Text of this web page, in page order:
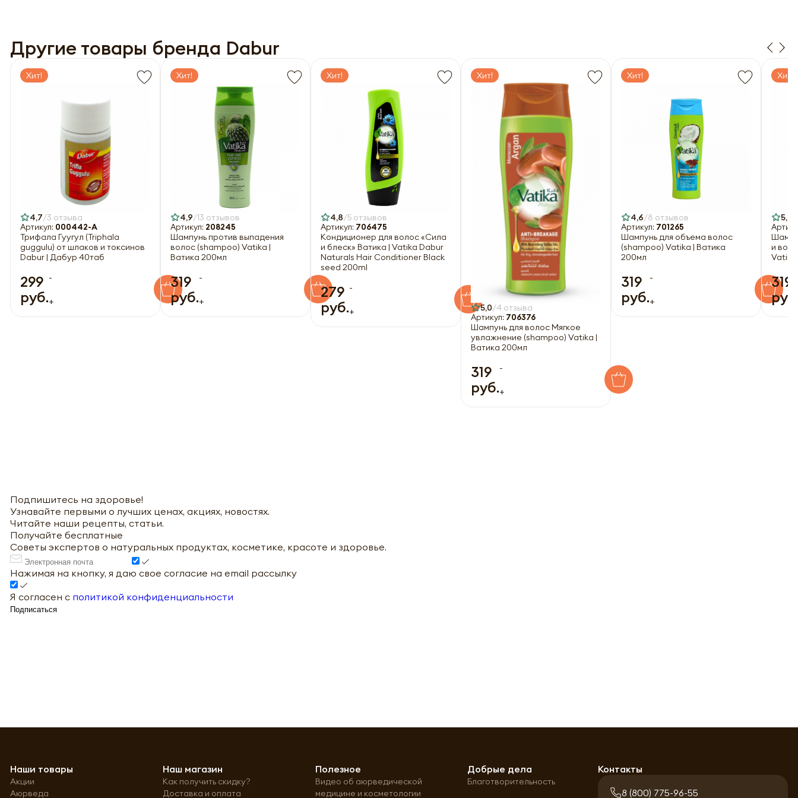
Другие товары бренда Dabur
Хит!
4,7 3 отзыва
Артикул: 000442-A
Трифала Гуугул (Triphala
guggulu) от шлаков и токсинов
Dabur | Дабур 40таб
299
руб.
-
+
Хит!
4,9 13 отзывов
Артикул: 208245
Шампунь против выпадения
волос (shampoo) Vatika |
Ватика 200мл
319
руб.
-
+
Хит!
4,8 5 отзывов
Артикул: 706475
Кондиционер для волос «Сила
и блеск» Ватика | Vatika Dabur
Naturals Hair Conditioner Black
seed 200ml
279
руб.
-
+
Хит!
5,0 4 отзыва
Артикул: 706376
Шампунь для волос Мягкое
увлажнение (shampoo) Vatika |
Ватика 200мл
319
руб.
-
+
Хит!
4,6 8 отзывов
Артикул: 701265
Шампунь для объема волос
(shampoo) Vatika | Ватика
200мл
319
руб.
-
+
Хит!
5,0
и
Vatika
319
Подпишитесь на здоровье!
Узнавайте первыми о лучших ценах, акциях, новостях.
Читайте наши рецепты, статьи.
Получайте бесплатные
Советы экспертов о натуральных продуктах, косметике, красоте и здоровье.
Нажимая на кнопку, я даю свое согласие на email рассылку
Я согласен с политикой конфиденциальности
Подписаться
Наши товары
Акции
Аюрведа
Наш магазин
Как получить скидку?
Доставка и оплата
Полезное
Видео об аюрведической
медицине и косметологии
Добрые дела
Благотворительность
Контакты
8 (800) 775-96-55